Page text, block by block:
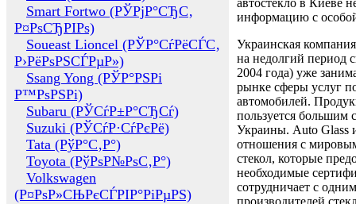
Smart Fortwo (РЎРјР°СЂС‚
Р¤РѕСЂРІРѕ)
Soueast Lioncel (РЎР°СѓРёСЃС‚
Р›РёРѕРЅСЃРµР»)
Ssang Yong (РЎР°РЅРі
Р™РѕРЅРі)
Subaru (РЎСѓР±Р°СЂСѓ)
Suzuki (РЎСѓР·СѓРєРё)
Tata (РўР°С‚Р°)
Toyota (РўРѕР№РѕС‚Р°)
Volkswagen
(Р¤РѕР»СЊРєСЃРІР°РіРµРЅ)
автостекло в Киеве
информацию с
Украинская
на недолгий период
2004 года) уже
рынке сферы услуг
автомобилей.
пользуется большим
Украины. Auto Glass
отношения с
стекол, которые
необходимые
сотрудничает с
производителей